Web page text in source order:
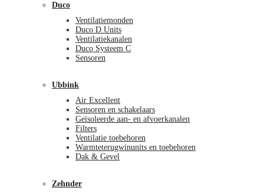
Duco
Ventilatiemonden
Duco D Units
Ventilatiekanalen
Duco Systeem C
Sensoren
Ubbink
Air Excellent
Sensoren en schakelaars
Geïsoleerde aan- en afvoerkanalen
Filters
Ventilatie toebehoren
Warmteterugwinunits en toebehoren
Dak & Gevel
Zehnder